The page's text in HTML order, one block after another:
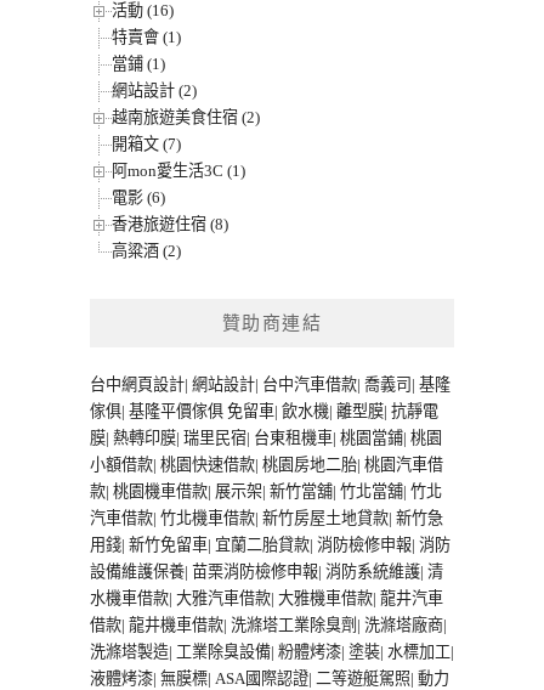
活動 (16)
特賣會 (1)
當鋪 (1)
網站設計 (2)
越南旅遊美食住宿 (2)
開箱文 (7)
阿mon愛生活3C (1)
電影 (6)
香港旅遊住宿 (8)
高粱酒 (2)
贊助商連結
台中網頁設計| 網站設計| 台中汽車借款| 喬義司 | 基隆
傢俱| 基隆平價傢俱 免留車| 飲水機| 離型膜| 抗靜電
膜| 熱轉印膜| 瑞里民宿| 台東租機車| 桃園當鋪| 桃園
小額借款| 桃園快速借款| 桃園房地二胎| 桃園汽車借
款| 桃園機車借款| 展示架| 新竹當舖| 竹北當舖| 竹北
汽車借款| 竹北機車借款| 新竹房屋土地貸款| 新竹急
用錢| 新竹免留車| 宜蘭二胎貸款| 消防檢修申報| 消防
設備維護保養| 苗栗消防檢修申報| 消防系統維護| 清
水機車借款| 大雅汽車借款| 大雅機車借款| 龍井汽車
借款| 龍井機車借款| 洗滌塔工業除臭劑 | 洗滌塔廠商|
洗滌塔製造| 工業除臭設備| 粉體烤漆| 塗裝| 水標加工|
液體烤漆| 無膜標| ASA國際認證| 二等遊艇駕照| 動力